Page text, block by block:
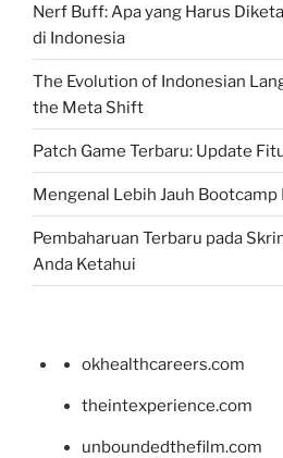
Nerf Buff: Apa yang Harus
di Indonesia
The Evolution of Indonesian
the Meta Shift
Patch Game Terbaru: Update
Mengenal Lebih Jauh
Pembaharuan Terbaru pada
Anda Ketahui
okhealthcareers.com
theintexperience.com
unboundedthefilm.com